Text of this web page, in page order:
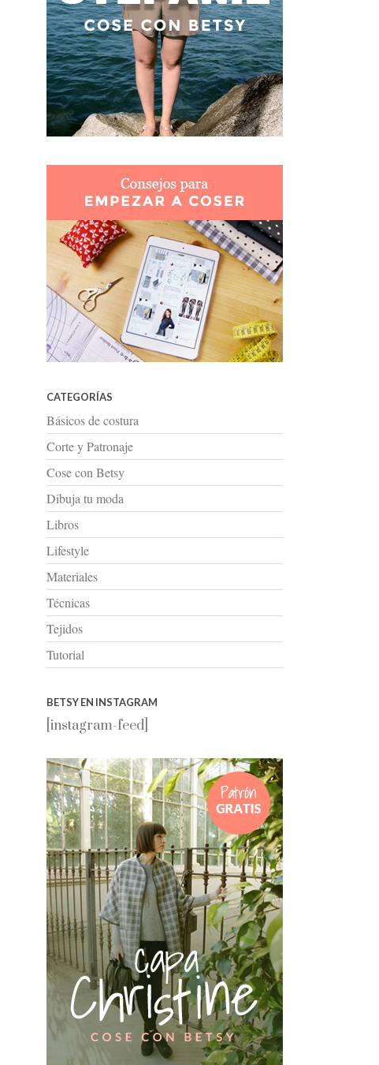
CATEGORÍAS
Básicos de costura
Corte y Patronaje
Cose con Betsy
Dibuja tu moda
Libros
Lifestyle
Materiales
Técnicas
Tejidos
Tutorial
BETSY EN INSTAGRAM
[instagram-feed]